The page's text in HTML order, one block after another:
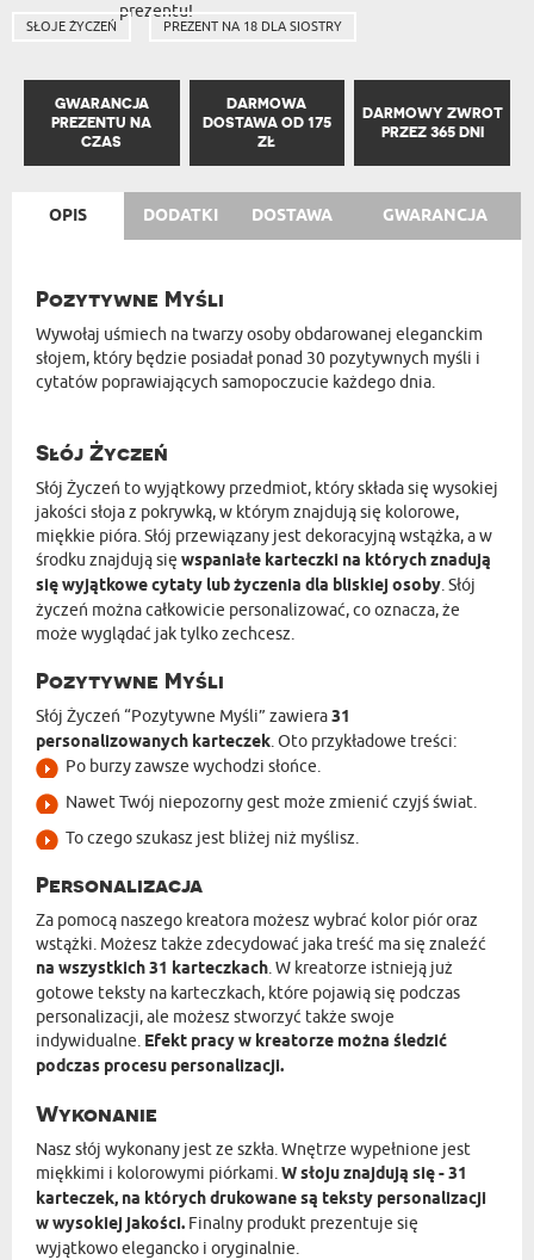
prezentu!
SŁOJE ŻYCZEŃ PREZENT NA 18 DLA SIOSTRY
GWARANCJA
PREZENTU NA
CZAS
DARMOWA
DOSTAWA OD 175
ZŁ
DARMOWY ZWROT
PRZEZ 365 DNI
OPIS DODATKI DOSTAWA GWARANCJA
Pozytywne Myśli
Wywołaj uśmiech na twarzy osoby obdarowanej eleganckim
słojem, który będzie posiadał ponad 30 pozytywnych myśli i
cytatów poprawiających samopoczucie każdego dnia.
Słój Życzeń
Słój Życzeń to wyjątkowy przedmiot, który składa się wysokiej
jakości słoja z pokrywką, w którym znajdują się kolorowe,
miękkie pióra. Słój przewiązany jest dekoracyjną wstążka, a w
środku znajdują się wspaniałe karteczki na których znadują
się wyjątkowe cytaty lub życzenia dla bliskiej osoby. Słój
życzeń można całkowicie personalizować, co oznacza, że
może wyglądać jak tylko zechcesz.
Pozytywne Myśli
Słój Życzeń “Pozytywne Myśli” zawiera31
personalizowanych karteczek. Oto przykładowe treści:
Po burzy zawsze wychodzi słońce.
Nawet Twój niepozorny gest może zmienić czyjś świat.
To czego szukasz jest bliżej niż myślisz.
Personalizacja
Za pomocą naszego kreatora możesz wybrać kolor piór oraz
wstążki. Możesz także zdecydować jaka treść ma się znaleźć
na wszystkich 31 karteczkach. W kreatorze istnieją już
gotowe teksty na karteczkach, które pojawią się podczas
personalizacji, ale możesz stworzyć także swoje
indywidualne. Efekt pracy w kreatorze można śledzić
podczas procesu personalizacji.
Wykonanie
Nasz słój wykonany jest ze szkła. Wnętrze wypełnione jest
miękkimi i kolorowymi piórkami.W słoju znajdują się - 31
karteczek, na których drukowane są teksty personalizacji
w wysokiej jakości. Finalny produkt prezentuje się
wyjątkowo elegancko i oryginalnie.